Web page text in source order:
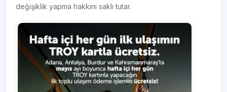
değişiklik yapma hakkını saklı tutar.